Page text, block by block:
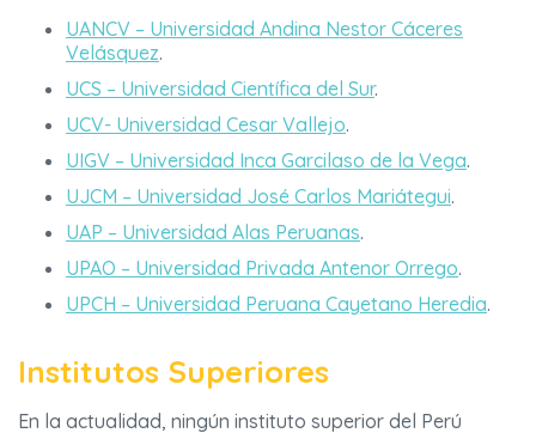
UANCV – Universidad Andina Nestor Cáceres
Velásquez.
UCS – Universidad Científica del Sur.
UCV- Universidad Cesar Vallejo.
UIGV – Universidad Inca Garcilaso de la Vega.
UJCM – Universidad José Carlos Mariátegui.
UAP – Universidad Alas Peruanas.
UPAO – Universidad Privada Antenor Orrego.
UPCH – Universidad Peruana Cayetano Heredia.
Institutos Superiores
En la actualidad, ningún instituto superior del Perú